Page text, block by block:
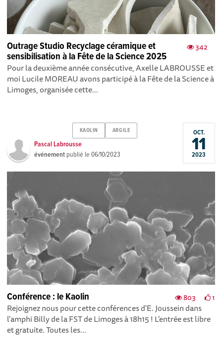
342
Outrage Studio Recyclage céramique et
sensibilisation à la Fête de la Science 2025
Pour la deuxième année consécutive, Axelle LABROUSSE et
moi Lucile MOREAU avons participé à la Fête de la Science à
Limoges, organisée cette...
KAOLIN ARGILE
Pascal Labrousse
événement publié le06/10/2023
OCT.
11
2023
803 1
Conférence : le Kaolin
Rejoignez nous pour cette conférences d'E. Joussein dans
l'amphi Billy de la FST de Limoges à 18h15 ! L'entrée est libre
et gratuite. Toutes les...